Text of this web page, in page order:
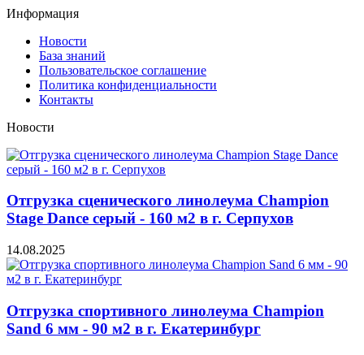
Информация
Новости
База знаний
Пользовательское соглашение
Политика конфиденциальности
Контакты
Новости
Отгрузка сценического линолеума Champion
Stage Dance серый - 160 м2 в г. Серпухов
14.08.2025
Отгрузка спортивного линолеума Champion
Sand 6 мм - 90 м2 в г. Екатеринбург